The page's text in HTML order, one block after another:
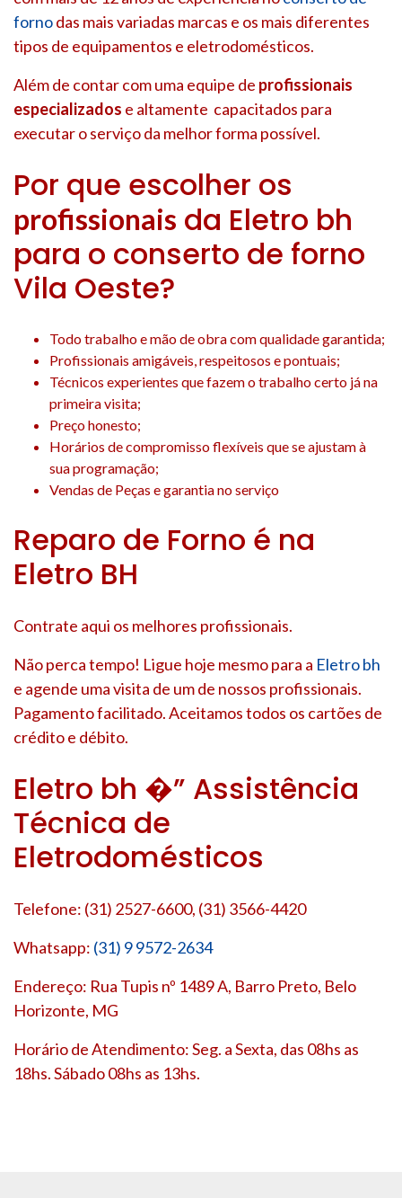
fornodas mais variadas marcas e os mais diferentes
tipos de equipamentos e eletrodomésticos.
Além de contar com uma equipe de profissionais
especializados e altamente capacitados para
executar o serviço da melhor forma possível.
Por que escolher os
profissionais da Eletro bh
para o conserto de forno
Vila Oeste?
Todo trabalho e mão de obra com qualidade garantida;
Profissionais amigáveis, respeitosos e pontuais;
Técnicos experientes que fazem o trabalho certo já na
primeira visita;
Preço honesto;
Horários de compromisso flexíveis que se ajustam à
sua programação;
Vendas de Peças e garantia no serviço
Reparo de Forno é na
Eletro BH
Contrate aqui os melhores profissionais.
Não perca tempo! Ligue hoje mesmo para a Eletro bh
e agende uma visita de um de nossos profissionais.
Pagamento facilitado. Aceitamos todos os cartões de
crédito e débito.
Eletro bh �” Assistência
Técnica de
Eletrodomésticos
Telefone: (31) 2527-6600, (31) 3566-4420
Whatsapp: (31) 9 9572-2634
Endereço: Rua Tupis nº 1489 A, Barro Preto, Belo
Horizonte, MG
Horário de Atendimento: Seg. a Sexta, das 08hs as
18hs. Sábado 08hs as 13hs.